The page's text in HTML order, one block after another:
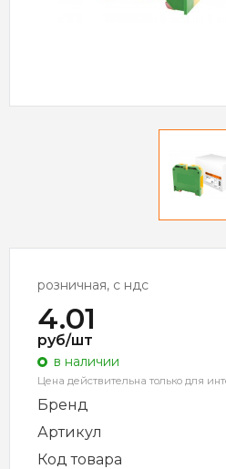
розничная, с ндс
4.01
руб/шт
в наличии
Цена действительна только для
Бренд
Артикул
Код товара